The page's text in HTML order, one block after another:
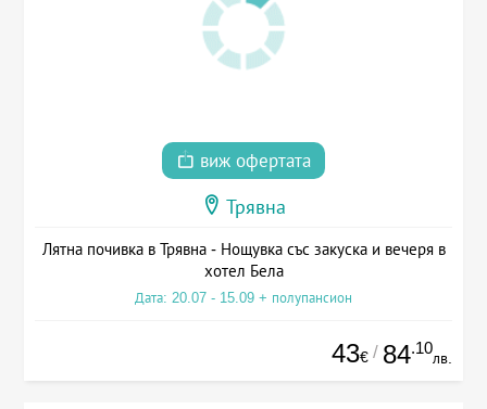
виж офертата
Трявна
Лятна почивка в Трявна - Нощувка със закуска и вечеря в
хотел Бела
Дата: 20.07 - 15.09 + полупансион
43€ / 84.10
лв.